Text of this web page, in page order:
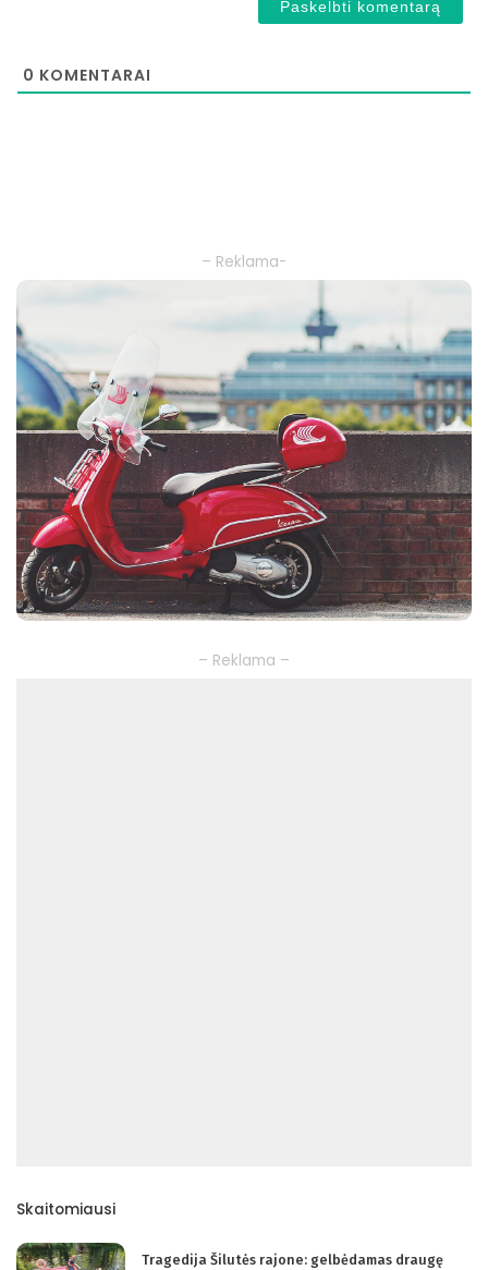
0 KOMENTARAI
– Reklama-
– Reklama –
Skaitomiausi
Tragedija Šilutės rajone: gelbėdamas draugę